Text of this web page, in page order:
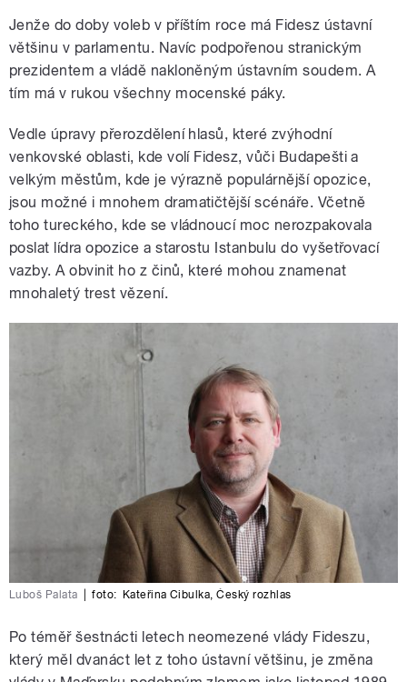
Jenže do doby voleb v příštím roce má Fidesz ústavní
většinu v parlamentu. Navíc podpořenou stranickým
prezidentem a vládě nakloněným ústavním soudem. A
tím má v rukou všechny mocenské páky.
Vedle úpravy přerozdělení hlasů, které zvýhodní
venkovské oblasti, kde volí Fidesz, vůči Budapešti a
velkým městům, kde je výrazně populárnější opozice,
jsou možné i mnohem dramatičtější scénáře. Včetně
toho tureckého, kde se vládnoucí moc nerozpakovala
poslat lídra opozice a starostu Istanbulu do vyšetřovací
vazby. A obvinit ho z činů, které mohou znamenat
mnohaletý trest vězení.
Luboš Palata foto: Kateřina Cibulka ,Český rozhlas
Po téměř šestnácti letech neomezené vlády Fideszu,
který měl dvanáct let z toho ústavní většinu, je změna